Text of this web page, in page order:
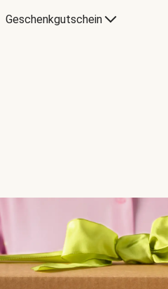
Geschenkgutschein